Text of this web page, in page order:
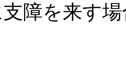
支障を来す